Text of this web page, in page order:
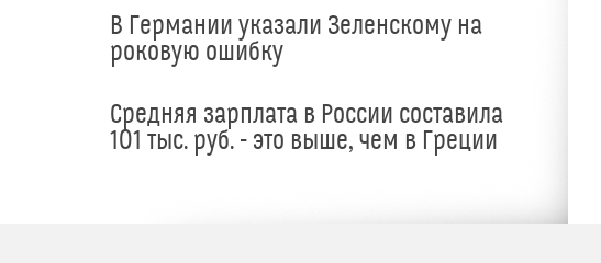
В Германии указали Зеленскому на
роковую ошибку
Средняя зарплата в России составила
101 тыс. руб. - это выше, чем в Греции